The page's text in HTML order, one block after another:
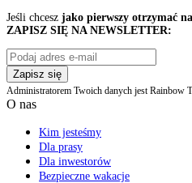
Jeśli chcesz jako pierwszy otrzymać
ZAPISZ SIĘ NA NEWSLETTER:
Zapisz się
Administratorem Twoich danych jest Rainbow
O nas
Kim jesteśmy
Dla prasy
Dla inwestorów
Bezpieczne wakacje